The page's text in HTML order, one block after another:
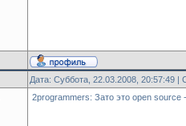
Дата: Суббота, 22.03.2008, 20:57:49
2programmers: Зато это open source